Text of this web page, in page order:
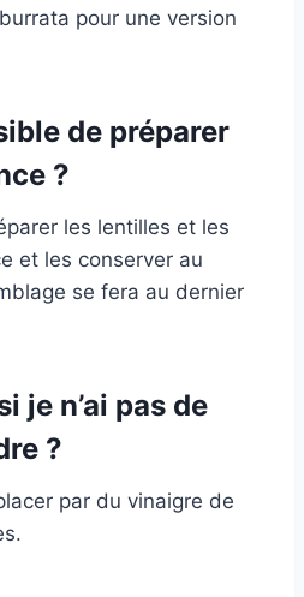
pour une version
de préparer
?
les lentilles et les
et les conserver au
se fera au dernier
je n’ai pas de
?
par du vinaigre de